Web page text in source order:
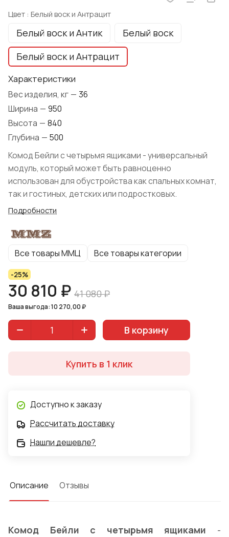
Цвет : Белый воск и Антрацит
Белый воск и Антик
Белый воск
Белый воск и Антрацит
Характеристики
Вес изделия, кг — 36
Ширина — 950
Высота — 840
Глубина — 500
Комод Бейли с четырьмя ящиками - универсальный
модуль, который может быть равноценно
использован для обустройства как спальных комнат,
так и гостиных, детских или подростковых.
Подробности
Все товары ММЦ Все товары категории
-25%
30 810 ₽ 41 080 ₽
Ваша выгода: 10 270,00 ₽
В корзину
Купить в 1 клик
Доступно к заказу
Рассчитать доставку
Нашли дешевле?
Описание Отзывы
Комод Бейли с четырьмя ящиками -